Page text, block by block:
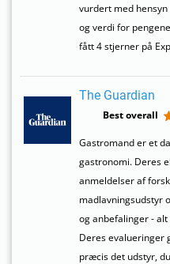
vurdert med
og verdi for
fått 4 stjerner på
The Guardian
Best overall
Gastromand er et
gastronomi. Deres
anmeldelser af
madlavningsudstyr
og anbefalinger -
Deres evalueringer
præcis det udstyr,